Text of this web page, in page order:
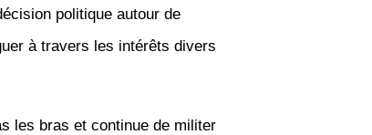
politique autour de
à travers les intérêts divers
les bras et continue de militer